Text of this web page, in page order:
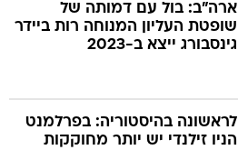
ארה"ב: בול עם דמותה של
שופטת העליון המנוחה רות ביידר
גינסבורג ייצא ב-2023
לראשונה בהיסטוריה: בפרלמנט
הניו זילנדי יש יותר מחוקקות